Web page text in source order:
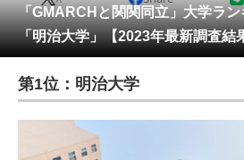
メディア
注目記事を集めた総合ページ
ITの今と未来を見通す
スマホと通信の最新トレンド
「GMARCHと関関同立」大学ラ
「明治大学」【2023年最新調査結
第1位：明治大学